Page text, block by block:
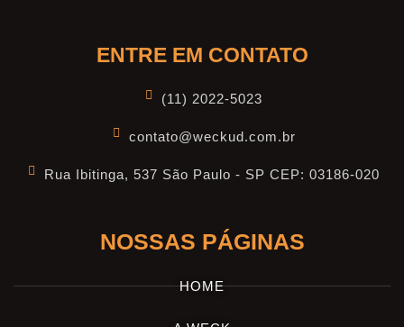
ENTRE EM CONTATO
(11) 2022-5023
contato@weckud.com.br
Rua Ibitinga, 537 São Paulo - SP CEP: 03186-020
NOSSAS PÁGINAS
HOME